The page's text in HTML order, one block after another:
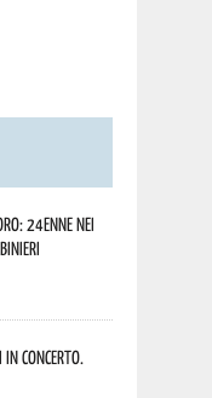
24enne nei
in concerto.